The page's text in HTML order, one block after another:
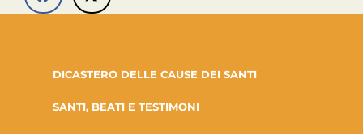
DICASTERO DELLE CAUSE DEI SANTI
SANTI, BEATI E TESTIMONI